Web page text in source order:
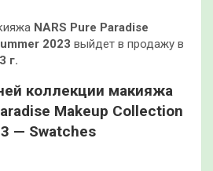
NARS Pure Paradise
2023 выйдет в продажу в
г.
коллекции макияжа
Makeup Collection
— Swatches